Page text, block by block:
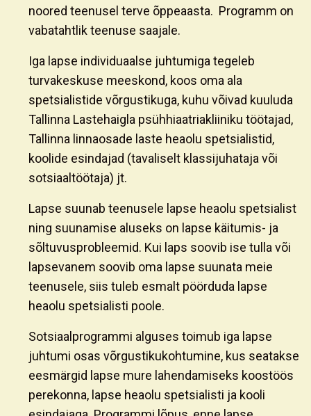
noored teenusel terve õppeaasta. Programm on
vabatahtlik teenuse saajale.
Iga lapse individuaalse juhtumiga tegeleb
turvakeskuse meeskond, koos oma ala
spetsialistide võrgustikuga, kuhu võivad kuuluda
Tallinna Lastehaigla psühhiaatriakliiniku töötajad,
Tallinna linnaosade laste heaolu spetsialistid,
koolide esindajad (tavaliselt klassijuhataja või
sotsiaaltöötaja) jt.
Lapse suunab teenusele lapse heaolu spetsialist
ning suunamise aluseks on lapse käitumis- ja
sõltuvusprobleemid. Kui laps soovib ise tulla või
lapsevanem soovib oma lapse suunata meie
teenusele, siis tuleb esmalt pöörduda lapse
heaolu spetsialisti poole.
Sotsiaalprogrammi alguses toimub iga lapse
juhtumi osas võrgustikukohtumine, kus seatakse
eesmärgid lapse mure lahendamiseks koostöös
perekonna, lapse heaolu spetsialisti ja kooli